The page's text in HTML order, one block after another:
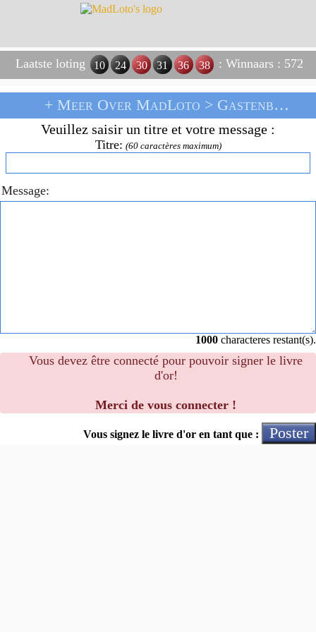
Laatste loting 10 24 30 31 36 38 : Winnaars : 572
+ Meer Over MadLoto > Gastenboek
Veuillez saisir un titre et votre message :
Titre: (60 caractères maximum)
Message:
1000 characteres restant(s).
Vous devez être connecté pour pouvoir signer le livre
d'or!
Merci de vous connecter !
Vous signez le livre d'or en tant que : Poster